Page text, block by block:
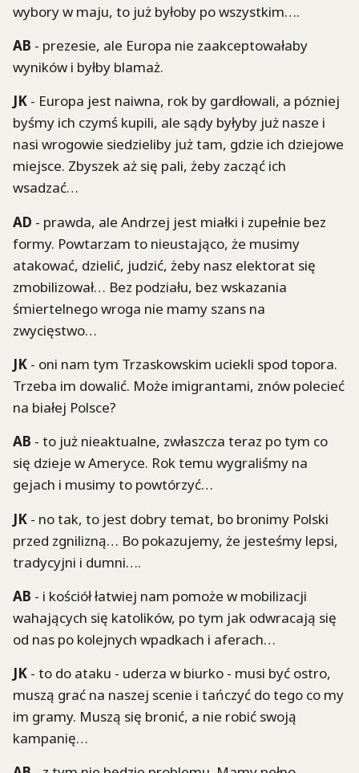
wybory w maju, to już byłoby po wszystkim….
AB - prezesie, ale Europa nie zaakceptowałaby
wyników i byłby blamaż.
JK - Europa jest naiwna, rok by gardłowali, a pózniej
byśmy ich czymś kupili, ale sądy byłyby już nasze i
nasi wrogowie siedzieliby już tam, gdzie ich dziejowe
miejsce. Zbyszek aż się pali, żeby zacząć ich
wsadzać…
AD - prawda, ale Andrzej jest miałki i zupełnie bez
formy. Powtarzam to nieustająco, że musimy
atakować, dzielić, judzić, żeby nasz elektorat się
zmobilizował… Bez podziału, bez wskazania
śmiertelnego wroga nie mamy szans na
zwycięstwo…
JK - oni nam tym Trzaskowskim uciekli spod topora.
Trzeba im dowalić. Może imigrantami, znów polecieć
na białej Polsce?
AB - to już nieaktualne, zwłaszcza teraz po tym co
się dzieje w Ameryce. Rok temu wygraliśmy na
gejach i musimy to powtórzyć…
JK - no tak, to jest dobry temat, bo bronimy Polski
przed zgnilizną… Bo pokazujemy, że jesteśmy lepsi,
tradycyjni i dumni….
AB - i kościół łatwiej nam pomoże w mobilizacji
wahających się katolików, po tym jak odwracają się
od nas po kolejnych wpadkach i aferach…
JK - to do ataku - uderza w biurko - musi być ostro,
muszą grać na naszej scenie i tańczyć do tego co my
im gramy. Muszą się bronić, a nie robić swoją
kampanię…